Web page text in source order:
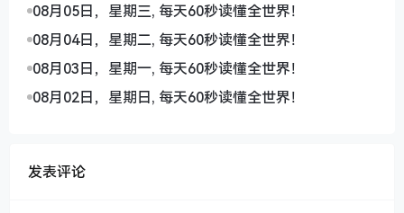
08月05日，星期三, 每天60秒读懂全世界！
08月04日，星期二, 每天60秒读懂全世界！
08月03日，星期一, 每天60秒读懂全世界！
08月02日，星期日, 每天60秒读懂全世界！
发表评论